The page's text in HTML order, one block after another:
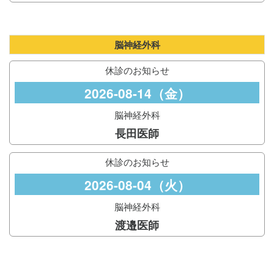
脳神経外科
休診のお知らせ
2026-08-14（金）
脳神経外科
長田医師
休診のお知らせ
2026-08-04（火）
脳神経外科
渡邉医師